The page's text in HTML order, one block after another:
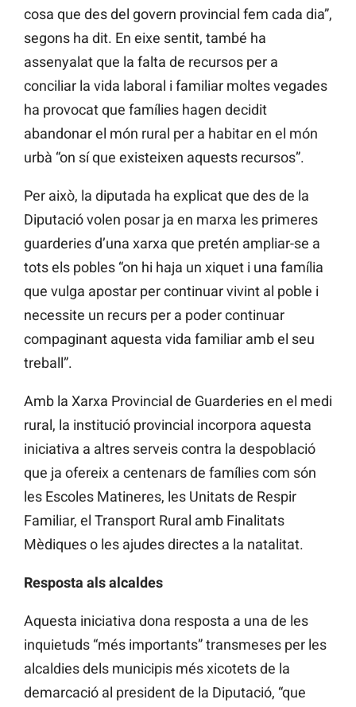
cosa que des del govern provincial fem cada dia”,
segons ha dit. En eixe sentit, també ha
assenyalat que la falta de recursos per a
conciliar la vida laboral i familiar moltes vegades
ha provocat que famílies hagen decidit
abandonar el món rural per a habitar en el món
urbà “on sí que existeixen aquests recursos”.
Per això, la diputada ha explicat que des de la
Diputació volen posar ja en marxa les primeres
guarderies d’una xarxa que pretén ampliar-se a
tots els pobles “on hi haja un xiquet i una família
que vulga apostar per continuar vivint al poble i
necessite un recurs per a poder continuar
compaginant aquesta vida familiar amb el seu
treball”.
Amb la Xarxa Provincial de Guarderies en el medi
rural, la institució provincial incorpora aquesta
iniciativa a altres serveis contra la despoblació
que ja ofereix a centenars de famílies com són
les Escoles Matineres, les Unitats de Respir
Familiar, el Transport Rural amb Finalitats
Mèdiques o les ajudes directes a la natalitat.
Resposta als alcaldes
Aquesta iniciativa dona resposta a una de les
inquietuds “més importants” transmeses per les
alcaldies dels municipis més xicotets de la
demarcació al president de la Diputació, “que